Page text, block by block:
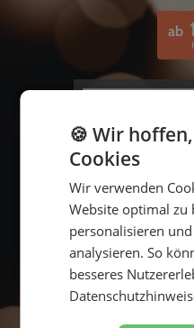
ab
bis
🍪 Wir
Cookies
Wir verwenden
Website optimal zu
personalisieren
analysieren. So
besseres